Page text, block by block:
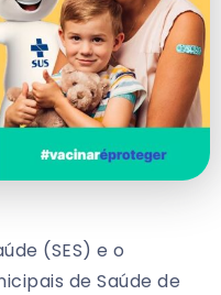
(SES) e o
de Saúde de